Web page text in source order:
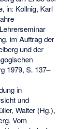
in: Kollnig, Karl
im Auftrag der
und der
1979, S. 137–
in
und
Walter (Hg.),
Vom